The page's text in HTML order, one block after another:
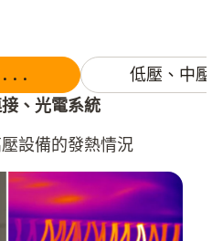
... 低壓、中
、光電系統
設備的發熱情況